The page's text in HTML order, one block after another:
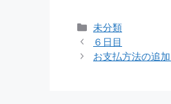
未分類
６日目
お支払方法の追